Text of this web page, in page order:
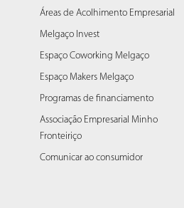
Áreas de Acolhimento Empresarial
Melgaço Invest
Espaço Coworking Melgaço
Espaço Makers Melgaço
Programas de financiamento
Associação Empresarial Minho
Fronteiriço
Comunicar ao consumidor